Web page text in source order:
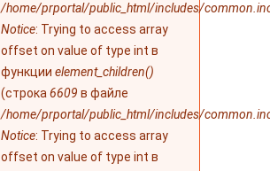
/home/prportal/public_html/includes/
Notice: Trying to access array
offset on value of type int в
функции element_children()
(строка 6609 в файле
/home/prportal/public_html/includes/
Notice: Trying to access array
offset on value of type int в